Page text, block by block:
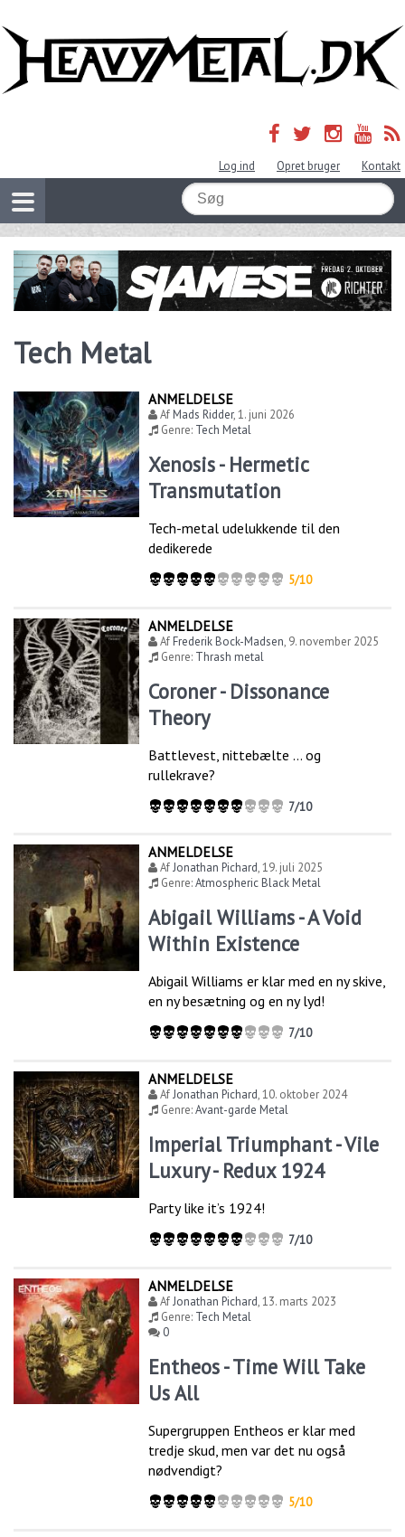
Log ind Opret bruger Kontakt
Tech Metal
ANMELDELSE
AfMads Ridder,1. juni 2026
Genre: Tech Metal
Xenosis - Hermetic
Transmutation
Tech-metal udelukkende til den
dedikerede
5/10
ANMELDELSE
AfFrederik Bock-Madsen, 9. november 2025
Genre: Thrash metal
Coroner - Dissonance
Theory
Battlevest, nittebælte … og
rullekrave?
7/10
ANMELDELSE
AfJonathan Pichard,19. juli 2025
Genre:Atmospheric Black Metal
Abigail Williams - A Void
Within Existence
Abigail Williams er klar med en ny skive,
en ny besætning og en ny lyd!
7/10
ANMELDELSE
AfJonathan Pichard,10. oktober 2024
Genre:Avant-garde Metal
Imperial Triumphant - Vile
Luxury - Redux 1924
Party like it’s 1924!
7/10
ANMELDELSE
AfJonathan Pichard,13. marts 2023
Genre: Tech Metal
0
Entheos - Time Will Take
Us All
Supergruppen Entheos er klar med
tredje skud, men var det nu også
nødvendigt?
5/10